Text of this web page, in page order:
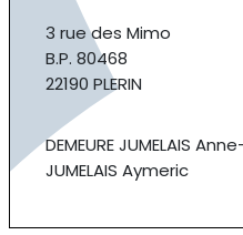
3 rue des Mimo
B.P. 80468
22190 PLERIN
DEMEURE JUMELAIS
JUMELAIS Aymeric